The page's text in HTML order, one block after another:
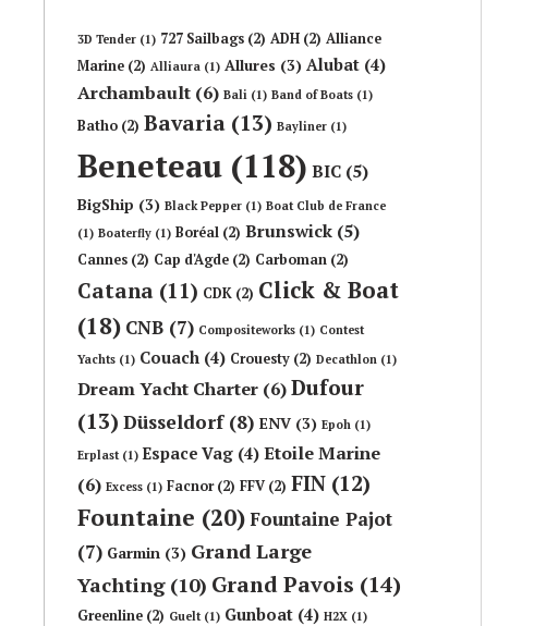
3D Tender (1) 727 Sailbags (2) ADH (2) Alliance
Marine (2) Alliaura (1) Allures (3) Alubat (4)
Archambault (6) Bali (1) Band of Boats (1)
Batho (2) Bavaria (13) Bayliner (1)
Beneteau (118) BIC (5)
BigShip (3) Black Pepper (1) Boat Club de France
(1) Boaterfly (1) Boréal (2) Brunswick (5)
Cannes (2) Cap d'Agde (2) Carboman (2)
Catana (11) CDK (2) Click & Boat
(18) CNB (7) Compositeworks (1) Contest
Yachts (1) Couach (4) Crouesty (2) Decathlon (1)
Dream Yacht Charter (6) Dufour
(13) Düsseldorf(8) ENV (3) Epoh (1)
Erplast(1) Espace Vag (4) Etoile Marine
(6) Excess (1) Facnor(2) FFV (2) FIN (12)
Fountaine (20)Fountaine Pajot
(7) Garmin (3) Grand Large
Yachting(10) Grand Pavois (14)
Greenline (2) Guelt(1) Gunboat (4) H2X (1)